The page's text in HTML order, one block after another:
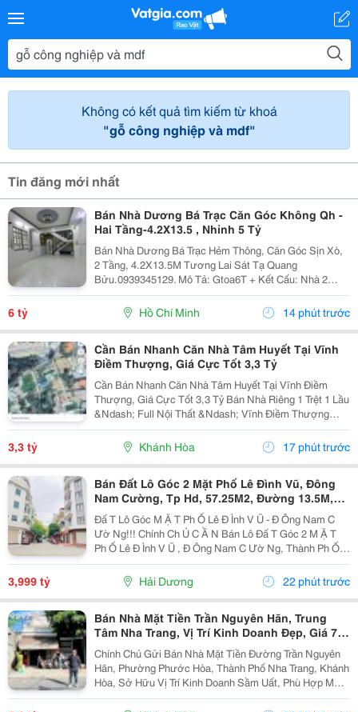
Không có kết quả tìm kiếm từ khoá
"gỗ công nghiệp và mdf"
Tin đăng mới nhất
Bán Nhà Dương Bá Trạc Căn Góc Không Qh -
Hai Tầng-4.2X13.5 , Nhỉnh 5 Tỷ
Bán Nhà Dương Bá Trạc Hẻm Thông, Căn Góc Sịn Xò,
2 Tầng, 4.2X13.5M Tương Lai Sát Tạ Quang
Bửu.0939345129. Mô Tả: Gtoa6T + Kết Cấu: Nhà 2
Tầng Btct Kiên Cố, 2 Phòng. + Vị Trí: Ngay Dương Bá
Trạc Thông Tạ Quang Bửu, Âu Dương Lân, Nguyễn Thị
Tần, Dạ...
6 tỷ Hồ Chí Minh 14 phút trước
Cần Bán Nhanh Căn Nhà Tâm Huyết Tại Vĩnh
Điềm Thượng, Giá Cực Tốt 3,3 Tỷ
Cần Bán Nhanh Căn Nhà Tâm Huyết Tại Vĩnh Điềm
Thượng, Giá Cực Tốt 3,3 Tỷ Bán Nhà Riêng 1 Trệt 1 Lầu
&Ndash; Full Nội Thất &Ndash; Vĩnh Điềm Thượng
&Ndash; Gần 23/10 Vị Trí: Thôn Vĩnh Điềm Thượng,
Cách Đường 23/10 Chỉ 50M Hẻm Thông Thoáng, Kết...
3,3 tỷ Khánh Hòa 17 phút trước
Bán Đất Lô Góc 2 Mặt Phố Lê Đình Vũ, Đông
Nam Cường, Tp Hd, 57.25M2, Đường 13.5M,
3.X Tỷ
Đấ T Lô Góc M Ặ T Ph Ố Lê Đ Ình V Ũ - Đ Ông Nam C
Ườ Ng!!! Chính Ch Ủ C Ầ N Bán Lô Đấ T Góc 2 M Ặ T
Ph Ố Lê Đ Ình V Ũ , Đ Ông Nam C Ườ Ng, Thành Ph Ố H
Ả I D Ươ Ng - Di Ệ N Tích 57.25M2, H Ướ Ng Tây, Tây B
3,999 tỷ Hải Dương 22 phút trước
Bán Nhà Mặt Tiền Trần Nguyên Hãn, Trung
Tâm Nha Trang, Vị Trí Kinh Doanh Đẹp, Giá 7,4
Tỷ
Chính Chủ Gửi Bán Nhà Mặt Tiền Đường Trần Nguyên
Hãn, Phường Phước Hòa, Thành Phố Nha Trang, Khánh
Hòa, Sở Hữu Vị Trí Kinh Doanh Sầm Uất, Phù Hợp Mở
Cửa Hàng, Văn Phòng, Showroom Hoặc Đầu Tư Cho